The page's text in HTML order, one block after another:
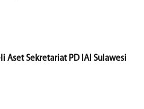
Aset Sekretariat PD IAI Sulawesi